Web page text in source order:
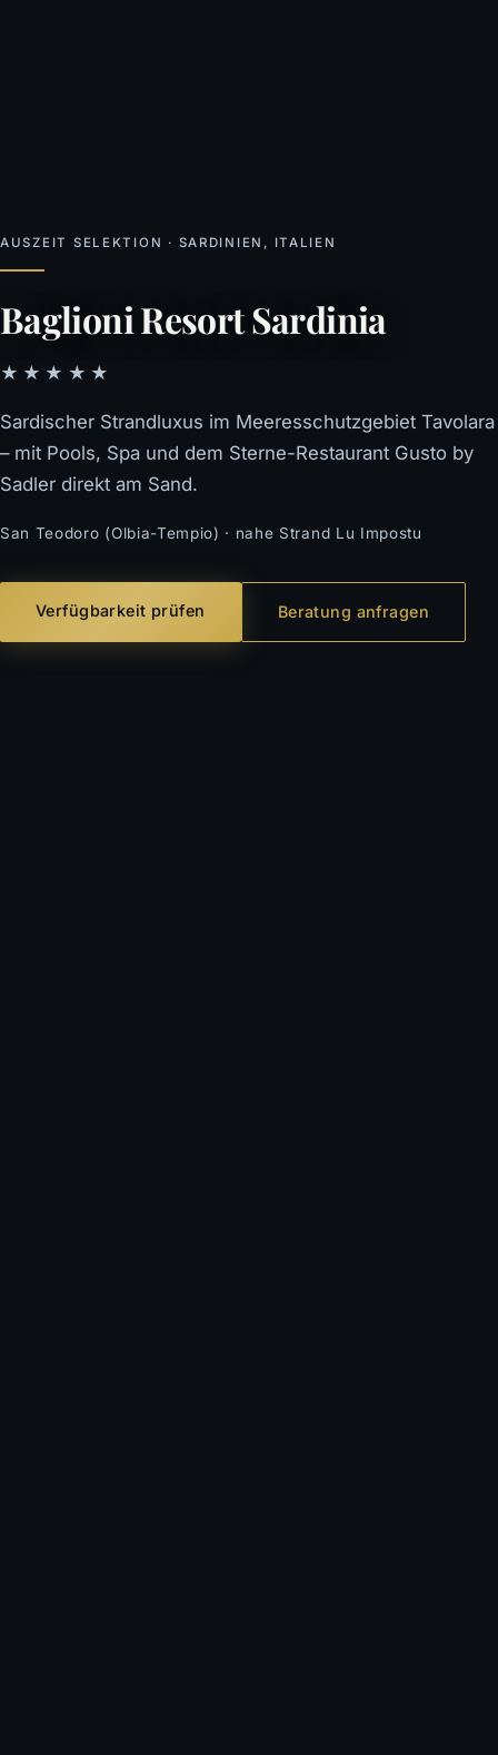
AUSZEIT SELEKTION · SARDINIEN, ITALIEN
Baglioni Resort Sardinia
★★★★★
Sardischer Strandluxus im Meeresschutzgebiet Tavolara
– mit Pools, Spa und dem Sterne-Restaurant Gusto by
Sadler direkt am Sand.
San Teodoro (Olbia-Tempio) · nahe Strand Lu Impostu
Verfügbarkeit prüfen Beratung anfragen